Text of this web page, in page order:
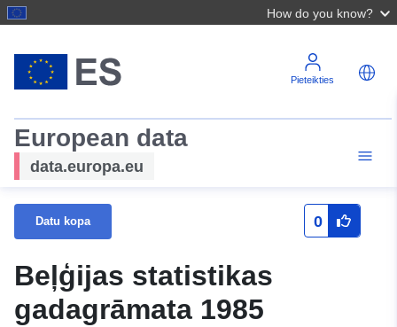
How do you know?
Pieteikties
European data
data.europa.eu
Datu kopa 0
Beļģijas statistikas
gadagrāmata 1985